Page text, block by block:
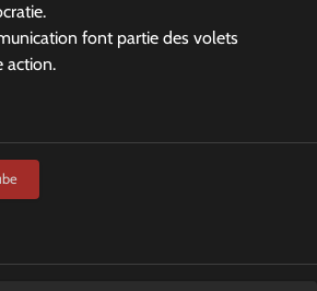
font partie des volets
action.